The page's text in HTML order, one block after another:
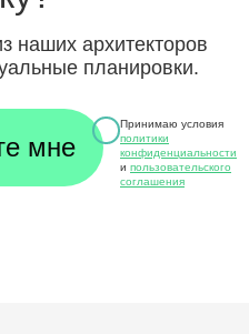
наших архитекторов
планировки.
Принимаю условия
политики
конфиденциальности
и пользовательского
соглашения